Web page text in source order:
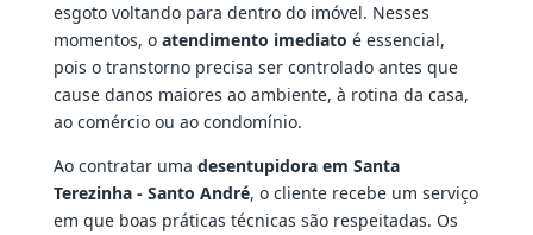
esgoto voltando para dentro do imóvel. Nesses
momentos, o atendimento imediato é essencial,
pois o transtorno precisa ser controlado antes que
cause danos maiores ao ambiente, à rotina da casa,
ao comércio ou ao condomínio.
Ao contratar uma desentupidora em Santa
Terezinha - Santo André, o cliente recebe um serviço
em que boas práticas técnicas são respeitadas. Os